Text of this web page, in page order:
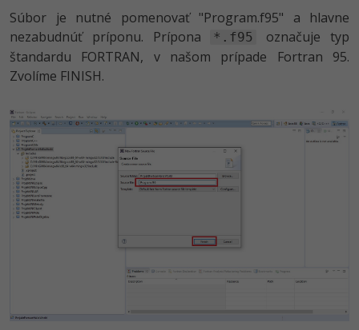
Súbor je nutné pomenovať "Program.f95" a hlavne
nezabudnúť príponu. Prípona
*.f95
označuje typ
štandardu FORTRAN, v našom prípade Fortran 95.
Zvolíme FINISH.